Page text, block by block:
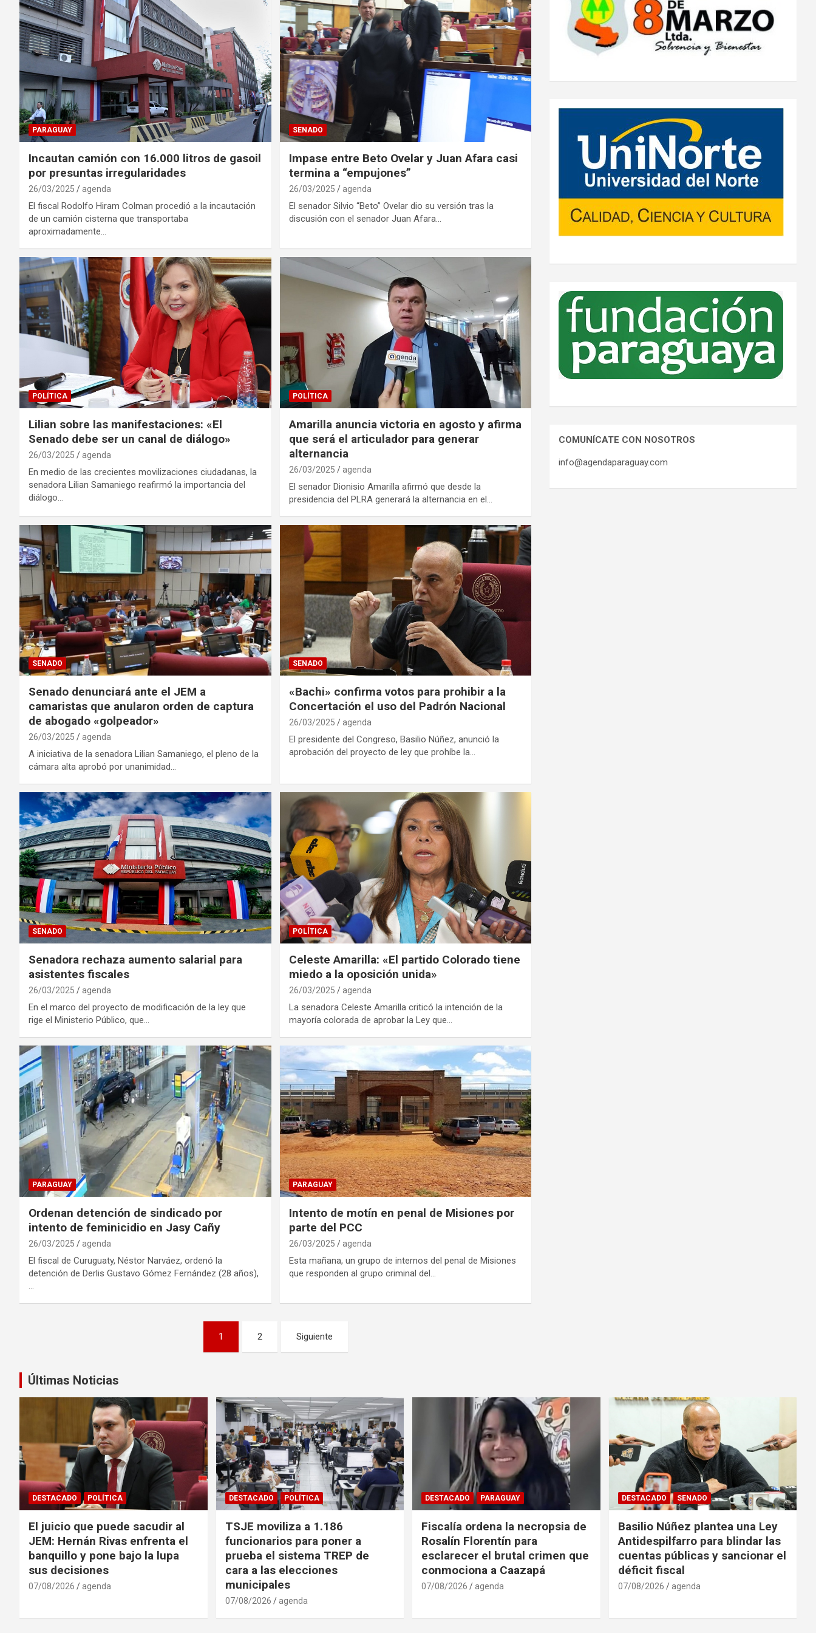
PARAGUAY
Incautan camión con 16.000 litros de gasoil
por presuntas irregularidades
26/03/2025 agenda
El fiscal Rodolfo Hiram Colman procedió a la incautación
de un camión cisterna que transportaba
aproximadamente…
SENADO
Impase entre Beto Ovelar y Juan Afara casi
termina a “empujones”
26/03/2025 agenda
El senador Silvio “Beto” Ovelar dio su versión tras la
discusión con el senador Juan Afara…
POLÍTICA
Lilian sobre las manifestaciones: «El
Senado debe ser un canal de diálogo»
26/03/2025 agenda
En medio de las crecientes movilizaciones ciudadanas, la
senadora Lilian Samaniego reafirmó la importancia del
diálogo…
POLÍTICA
Amarilla anuncia victoria en agosto y afirma
que será el articulador para generar
alternancia
26/03/2025 agenda
El senador Dionisio Amarilla afirmó que desde la
presidencia del PLRA generará la alternancia en el…
SENADO
Senado denunciará ante el JEM a
camaristas que anularon orden de captura
de abogado «golpeador»
26/03/2025 agenda
A iniciativa de la senadora Lilian Samaniego, el pleno de la
cámara alta aprobó por unanimidad…
SENADO
«Bachi» confirma votos para prohibir a la
Concertación el uso del Padrón Nacional
26/03/2025 agenda
El presidente del Congreso, Basilio Núñez, anunció la
aprobación del proyecto de ley que prohíbe la…
SENADO
Senadora rechaza aumento salarial para
asistentes fiscales
26/03/2025 agenda
En el marco del proyecto de modificación de la ley que
rige el Ministerio Público, que…
POLÍTICA
Celeste Amarilla: «El partido Colorado tiene
miedo a la oposición unida»
26/03/2025 agenda
La senadora Celeste Amarilla criticó la intención de la
mayoría colorada de aprobar la Ley que…
PARAGUAY
Ordenan detención de sindicado por
intento de feminicidio en Jasy Cañy
26/03/2025 agenda
El fiscal de Curuguaty, Néstor Narváez, ordenó la
detención de Derlis Gustavo Gómez Fernández (28 años),
…
PARAGUAY
Intento de motín en penal de Misiones por
parte del PCC
26/03/2025 agenda
Esta mañana, un grupo de internos del penal de Misiones
que responden al grupo criminal del…
entradas
1 2 Siguiente
COMUNÍCATE CON NOSOTROS
info@agendaparaguay.com
Últimas Noticias
DESTACADO POLÍTICA
El juicio que puede sacudir al
JEM: Hernán Rivas enfrenta el
banquillo y pone bajo la lupa
sus decisiones
07/08/2026 agenda
DESTACADO POLÍTICA
TSJE moviliza a 1.186
funcionarios para poner a
prueba el sistema TREP de
cara a las elecciones
municipales
07/08/2026 agenda
DESTACADO PARAGUAY
Fiscalía ordena la necropsia de
Rosalín Florentín para
esclarecer el brutal crimen que
conmociona a Caazapá
07/08/2026 agenda
DESTACADO SENADO
Basilio Núñez plantea una Ley
Antidespilfarro para blindar las
cuentas públicas y sancionar el
déficit fiscal
07/08/2026 agenda